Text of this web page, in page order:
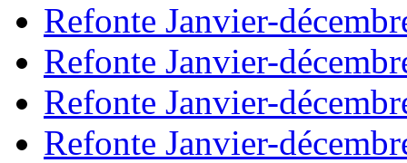
Refonte Janvier-
Refonte Janvier-
Refonte Janvier-
Refonte Janvier-